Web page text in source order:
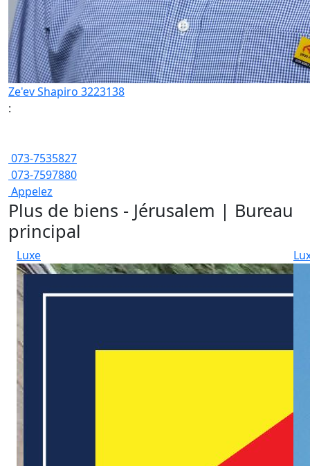
Ze'ev Shapiro 3223138
:
073-7535827
073-7597880
Appelez
Plus de biens - Jérusalem | Bureau
principal
Luxe